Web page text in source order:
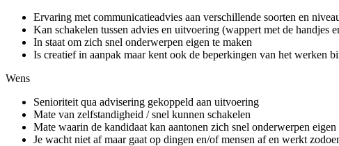
Ervaring met communicatieadvies aan verschillende soorten en
Kan schakelen tussen advies en uitvoering (wappert met de handjes
In staat om zich snel onderwerpen eigen te maken
Is creatief in aanpak maar kent ook de beperkingen van het werken
Wens
Senioriteit qua advisering gekoppeld aan uitvoering
Mate van zelfstandigheid / snel kunnen schakelen
Mate waarin de kandidaat kan aantonen zich snel onderwerpen eigen
Je wacht niet af maar gaat op dingen en/of mensen af en werkt